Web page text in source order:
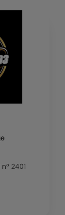
2401